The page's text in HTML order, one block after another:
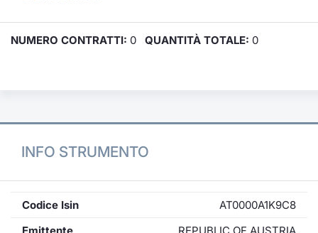
NUMERO CONTRATTI: 0 QUANTITÀ TOTALE: 0
INFO STRUMENTO
Codice Isin
AT0000A1K9C8
Emittente
REPUBLIC OF AUSTRIA